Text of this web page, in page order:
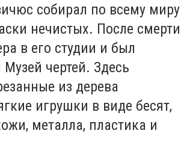
собирал по всему миру
нечистых. После смерти
в его студии и был
чертей. Здесь
из дерева
игрушки в виде бесят,
металла, пластика и